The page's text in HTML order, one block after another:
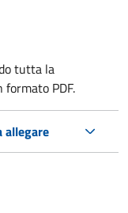
tutta la
PDF.
allegare